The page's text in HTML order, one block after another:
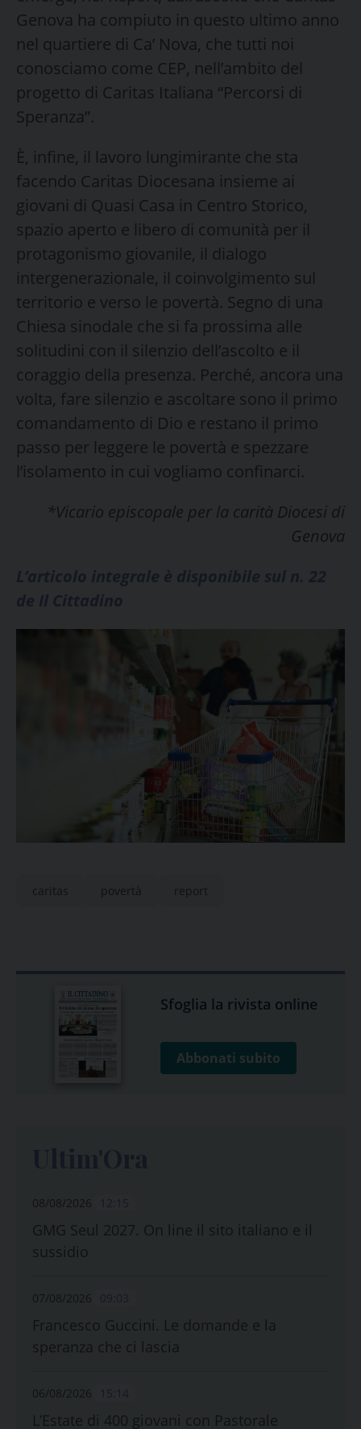
Genova ha compiuto in questo ultimo anno
nel quartiere di Ca’ Nova, che tutti noi
conosciamo come CEP, nell’ambito del
progetto di Caritas Italiana “Percorsi di
Speranza”.
È, infine, il lavoro lungimirante che sta
facendo Caritas Diocesana insieme ai
giovani di Quasi Casa in Centro Storico,
spazio aperto e libero di comunità per il
protagonismo giovanile, il dialogo
intergenerazionale, il coinvolgimento sul
territorio e verso le povertà. Segno di una
Chiesa sinodale che si fa prossima alle
solitudini con il silenzio dell’ascolto e il
coraggio della presenza. Perché, ancora una
volta, fare silenzio e ascoltare sono il primo
comandamento di Dio e restano il primo
passo per leggere le povertà e spezzare
l’isolamento in cui vogliamo confinarci.
*Vicario episcopale per la carità Diocesi di
Genova
caritas povertà report
Sfoglia la rivista online
Abbonati subito
08/08/2026
GMG Seul 2027. On line il sito italiano e il
sussidio
07/08/2026
Francesco Guccini. Le domande e la
speranza che ci lascia
06/08/2026
L’Estate di 400 giovani con Pastorale